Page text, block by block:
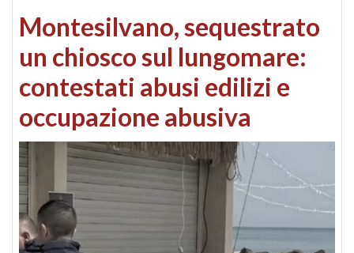
Montesilvano, sequestrato
un chiosco sul lungomare:
contestati abusi edilizi e
occupazione abusiva